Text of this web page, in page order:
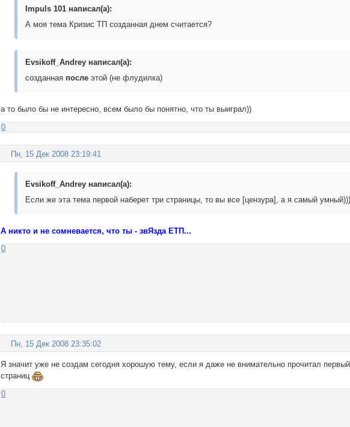
Impuls 101 написал(а):
А моя тема Кризис ТП созданная днем считается?
Evsikoff_Andrey написал(а):
созданная послеэтой (не флудилка)
а то было бы не интересно, всем было бы понятно, что ты выиграл))
0
Пн, 15 Дек 2008 23:19:41
Evsikoff_Andrey написал(а):
Если же эта тема первой наберет три страницы, то вы все [цензура], а я самый
А никто и не сомневается, что ты - звЯзда ЕТП...
0
Пн, 15 Дек 2008 23:35:02
Я значит уже не создам сегодня хорошую тему, если я даже не внимательно прочитал
страниц
0